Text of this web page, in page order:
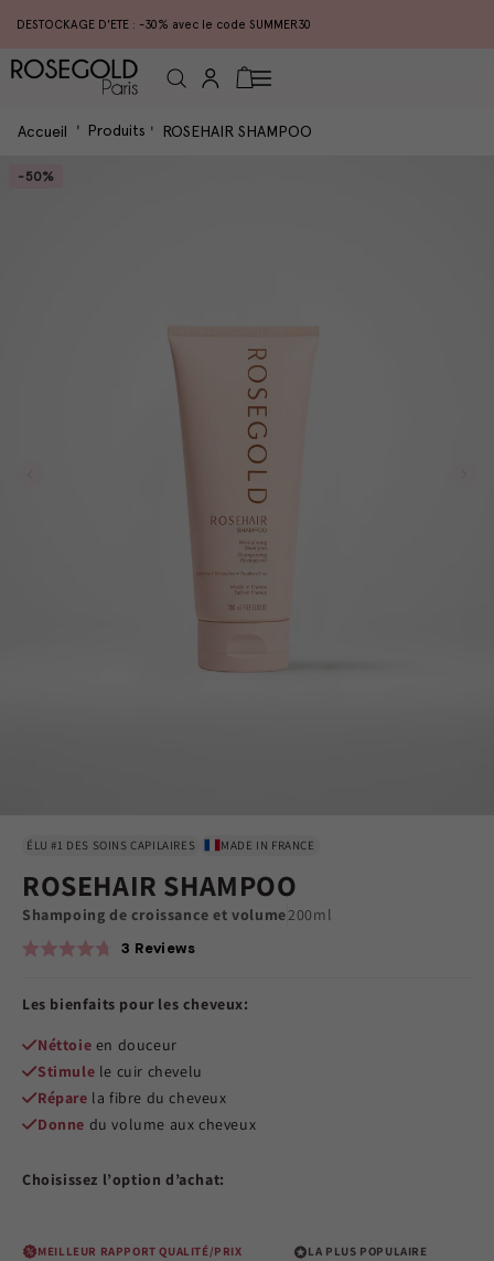
DESTOCKAGE D'ETE : -30% avec le code SUMMER30
ConnexionPanier
Accueil Produits ROSEHAIR SHAMPOO
-50%
ÉLU #1 DES SOINS CAPILAIRES MADE IN FRANCE
ROSEHAIR SHAMPOO
Shampoing de croissance et volume200ml
out
of
stars
3 Reviews
Les bienfaits pour les cheveux:
Néttoie en douceur
Stimule le cuir chevelu
Répare la fibre du cheveux
Donne du volume aux cheveux
Choisissez l’option d’achat:
MEILLEUR RAPPORT QUALITÉ/PRIX LA PLUS POPULAIRE